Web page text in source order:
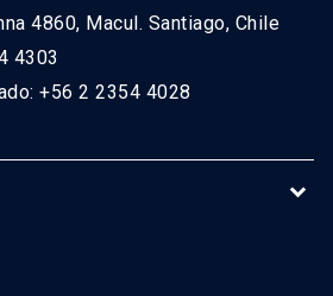
4860, Macul. Santiago, Chile
4303
+56 2 2354 4028